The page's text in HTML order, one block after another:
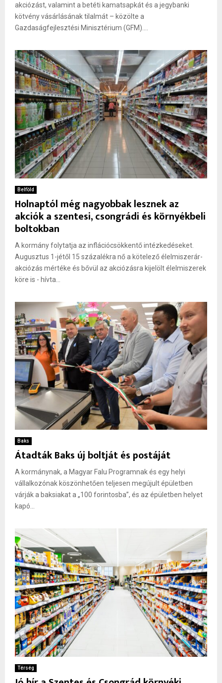
akciózást, valamint a betéti kamatsapkát és a jegybanki
kötvény vásárlásának tilalmát – közölte a
Gazdaságfejlesztési Minisztérium (GFM)....
Belföld
Holnaptól még nagyobbak lesznek az
akciók a szentesi, csongrádi és környékbeli
boltokban
A kormány folytatja az inflációcsökkentő intézkedéseket.
Augusztus 1-jétől 15 százalékra nő a kötelező élelmiszerár-
akciózás mértéke és bővül az akciózásra kijelölt élelmiszerek
köre is - hívta...
Baks
Átadták Baks új boltját és postáját
A kormánynak, a Magyar Falu Programnak és egy helyi
vállalkozónak köszönhetően teljesen megújult épületben
várják a baksiakat a „100 forintosba”, és az épületben helyet
kapó...
Térség